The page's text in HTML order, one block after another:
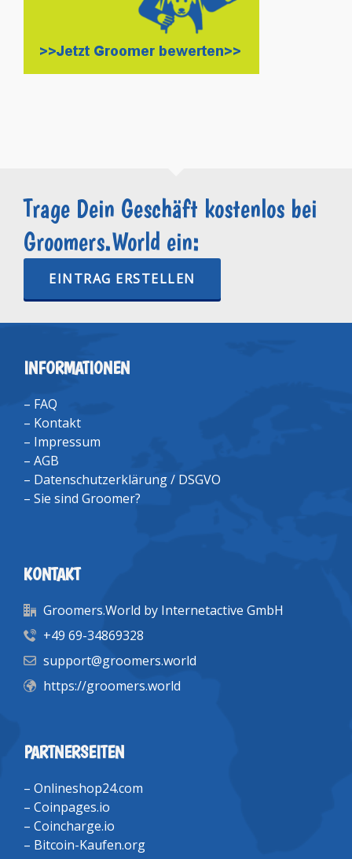
Trage Dein Geschäft kostenlos bei
Groomers.World ein:
EINTRAG ERSTELLEN
INFORMATIONEN
– FAQ
– Kontakt
– Impressum
– AGB
– Datenschutzerklärung / DSGVO
– Sie sind Groomer?
KONTAKT
Groomers.World by Internetactive GmbH
+49 69-34869328
support@groomers.world
https://groomers.world
PARTNERSEITEN
– Onlineshop24.com
– Coinpages.io
– Coincharge.io
– Bitcoin-Kaufen.org